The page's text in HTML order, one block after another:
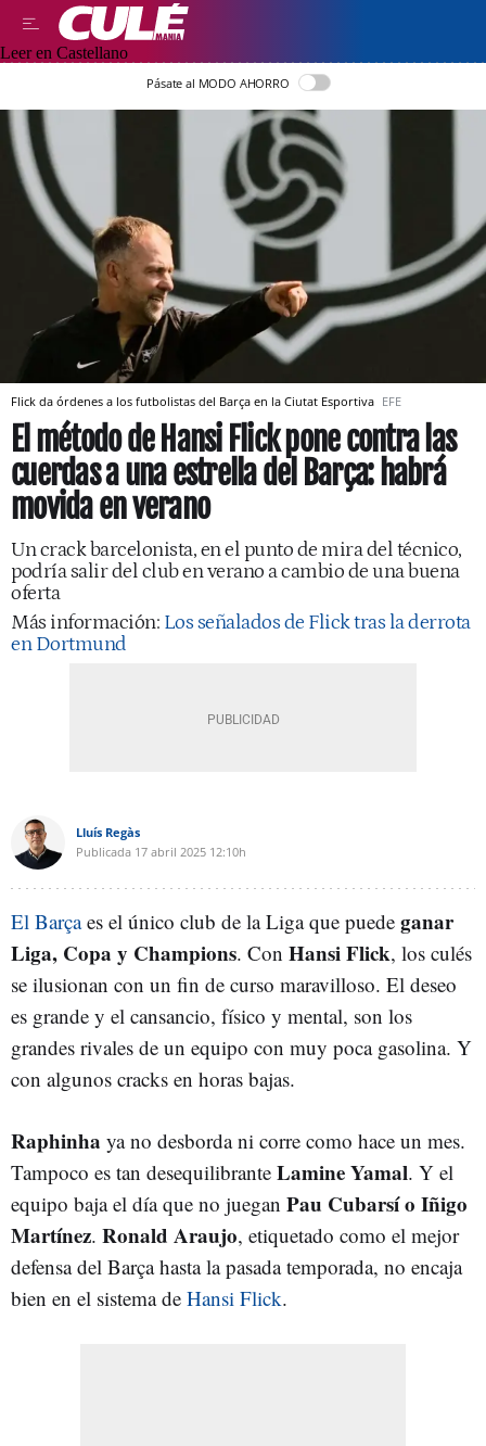
Leer en Castellano
Pásate al MODO AHORRO
Flick da órdenes a los futbolistas del Barça en la Ciutat Esportiva EFE
El método de Hansi Flick pone contra las
cuerdas a una estrella del Barça: habrá
movida en verano
Un crack barcelonista, en el punto de mira del técnico,
podría salir del club en verano a cambio de una buena
oferta
Más información: Los señalados de Flick tras la derrota
en Dortmund
Lluís Regàs
Publicada 17 abril 2025 12:10h
El Barçaes el único club de la Liga que puede ganar
Liga, Copa y Champions. Con Hansi Flick, los culés
se ilusionan con un fin de curso maravilloso. El deseo
es grande y el cansancio, físico y mental, son los
grandes rivales de un equipo con muy poca gasolina. Y
con algunos cracks en horas bajas.
Raphinha ya no desborda ni corre como hace un mes.
Tampoco es tan desequilibrante Lamine Yamal. Y el
equipo baja el día que no juegan Pau Cubarsí o Iñigo
Martínez. Ronald Araujo, etiquetado como el mejor
defensa del Barça hasta la pasada temporada, no encaja
bien en el sistema de Hansi Flick.